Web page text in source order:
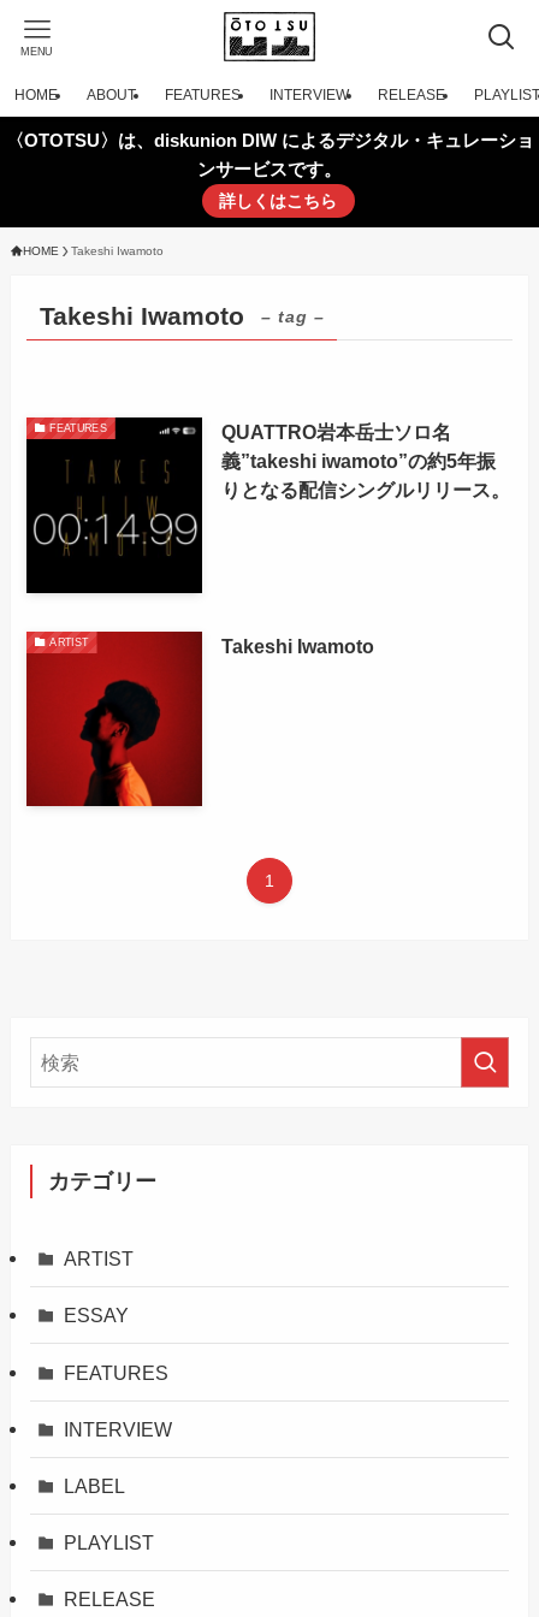
MENU
HOME ABOUT FEATURES INTERVIEW RELEASE PLAYLIST
〈OTOTSU〉は、diskunion DIW によるデジタル・キュレーショ
ンサービスです。
詳しくはこちら
HOME Takeshi Iwamoto
Takeshi Iwamoto – tag –
FEATURES
QUATTRO岩本岳士ソロ名
義”takeshi iwamoto”の約5年振
りとなる配信シングルリリース。
ARTIST Takeshi Iwamoto
1
カテゴリー
ARTIST
ESSAY
FEATURES
INTERVIEW
LABEL
PLAYLIST
RELEASE